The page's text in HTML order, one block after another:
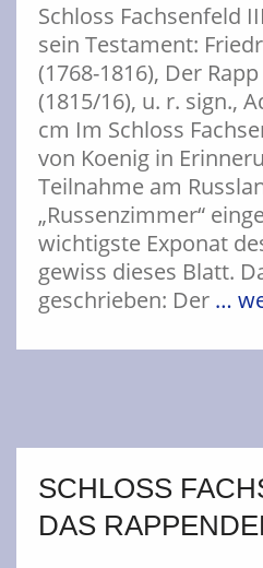
Schloss Fachsenfeld
sein Testament:
(1768-1816), Der
(1815/16), u. r. sign.,
cm Im Schloss
von Koenig in
Teilnahme am
„Russenzimmer“
wichtigste Exponat
gewiss dieses Blatt.
geschrieben: Der …
SCHLOSS
DAS